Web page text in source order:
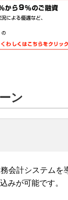
ン
会計システムを
みが可能です。